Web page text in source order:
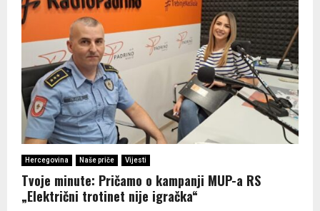
Hercegovina Naše priče Vijesti
Tvoje minute: Pričamo o kampanji MUP-a RS
„Električni trotinet nije igračka“